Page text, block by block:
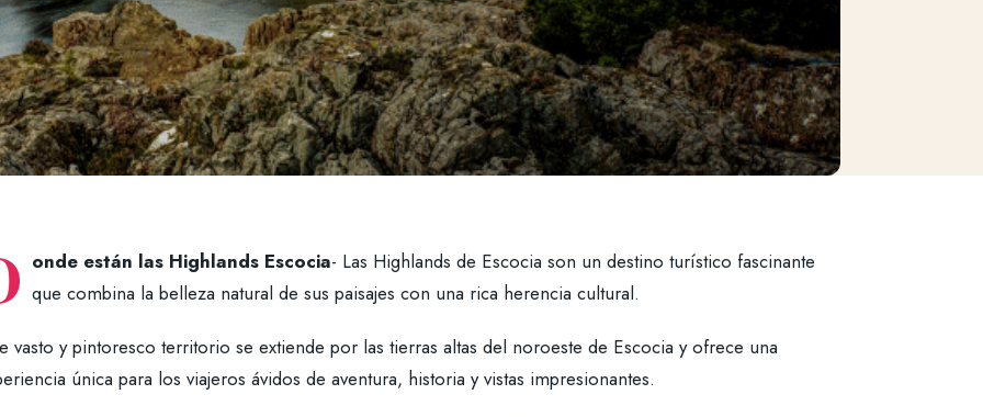
onde están las Highlands Escocia- Las Highlands de Escocia son un destino turístico fascinante
que combina la belleza natural de sus paisajes con una rica herencia cultural.
vasto y pintoresco territorio se extiende por las tierras altas del noroeste de Escocia y ofrece una
única para los viajeros ávidos de aventura, historia y vistas impresionantes.